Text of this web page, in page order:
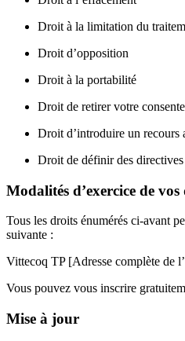
Droit à la limitation du
Droit d’opposition
Droit à la portabilité
Droit de retirer votre
Droit d’introduire un recours
Droit de définir des
Modalités d’exercice de
Tous les droits énumérés ci-avant
suivante :
Vittecoq TP [Adresse complète de
Vous pouvez vous inscrire
Mise à jour